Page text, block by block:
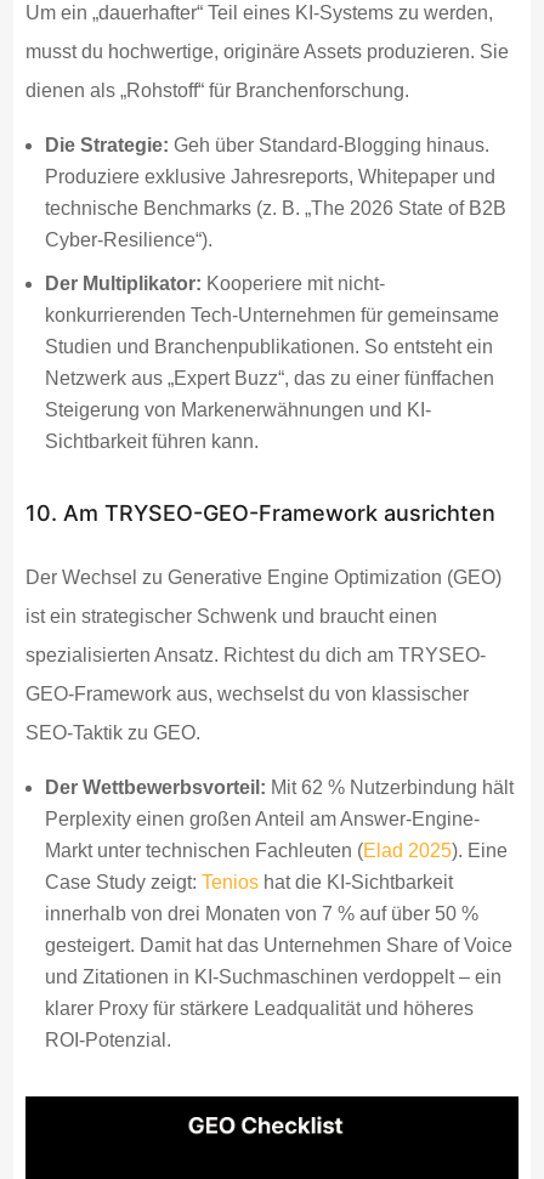
Um ein „dauerhafter“ Teil eines KI-Systems zu werden,
musst du hochwertige, originäre Assets produzieren. Sie
dienen als „Rohstoff“ für Branchenforschung.
Die Strategie: Geh über Standard-Blogging hinaus.
Produziere exklusive Jahresreports, Whitepaper und
technische Benchmarks (z. B. „The 2026 State of B2B
Cyber-Resilience“).
Der Multiplikator: Kooperiere mit nicht-
konkurrierenden Tech-Unternehmen für gemeinsame
Studien und Branchenpublikationen. So entsteht ein
Netzwerk aus „Expert Buzz“, das zu einer fünffachen
Steigerung von Markenerwähnungen und KI-
Sichtbarkeit führen kann.
10. Am TRYSEO-GEO-Framework ausrichten
Der Wechsel zu Generative Engine Optimization (GEO)
ist ein strategischer Schwenk und braucht einen
spezialisierten Ansatz. Richtest du dich am TRYSEO-
GEO-Framework aus, wechselst du von klassischer
SEO-Taktik zu GEO.
Der Wettbewerbsvorteil: Mit 62 % Nutzerbindung hält
Perplexity einen großen Anteil am Answer-Engine-
Markt unter technischen Fachleuten (Elad 2025). Eine
Case Study zeigt:Tenios hat die KI-Sichtbarkeit
innerhalb von drei Monaten von 7 % auf über 50 %
gesteigert. Damit hat das Unternehmen Share of Voice
und Zitationen in KI-Suchmaschinen verdoppelt – ein
klarer Proxy für stärkere Leadqualität und höheres
ROI-Potenzial.